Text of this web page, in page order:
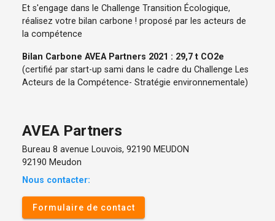
Et s'engage dans le Challenge Transition Écologique,
réalisez votre bilan carbone ! proposé par les acteurs de
la compétence
Bilan Carbone AVEA Partners 2021 : 29,7 t CO2e
(certifié par start-up sami dans le cadre du Challenge Les
Acteurs de la Compétence- Stratégie environnementale)
AVEA Partners
Bureau 8 avenue Louvois, 92190 MEUDON
92190 Meudon
Nous contacter:
Formulaire de contact